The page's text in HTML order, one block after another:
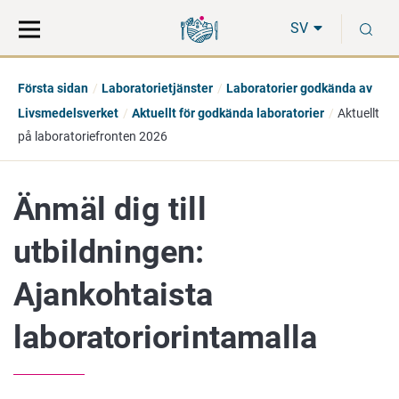
direkt
till
på
hela
SV
Första sidan Laboratorietjänster
Laboratorier godkända av
Livsmedelsverket
Aktuellt för godkända laboratorier
Aktuellt
på laboratoriefronten 2026
Änmäl dig till
utbildningen:
Ajankohtaista
laboratoriorintamalla